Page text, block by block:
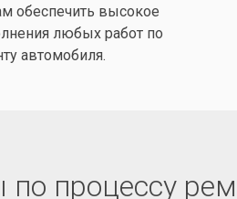
обеспечить высокое
любых работ по
автомобиля.
процессу